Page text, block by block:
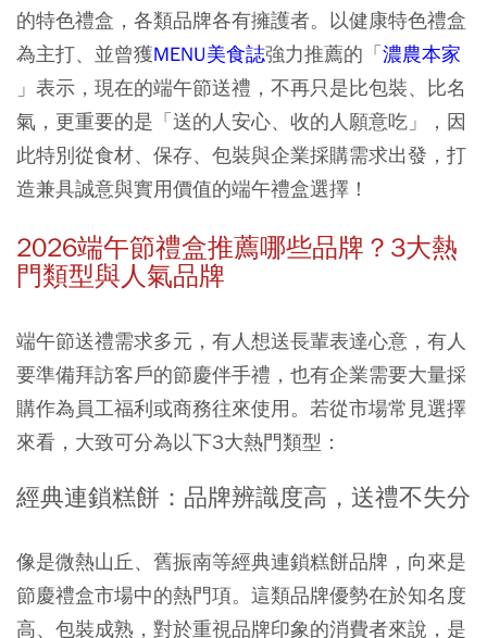
的特色禮盒，各類品牌各有擁護者。以健康特色禮盒
為主打、並曾獲MENU美食誌強力推薦的「濃農本家
」表示，現在的端午節送禮，不再只是比包裝、比名
氣，更重要的是「送的人安心、收的人願意吃」，因
此特別從食材、保存、包裝與企業採購需求出發，打
造兼具誠意與實用價值的端午禮盒選擇！
2026端午節禮盒推薦哪些品牌？3大熱
門類型與人氣品牌
端午節送禮需求多元，有人想送長輩表達心意，有人
要準備拜訪客戶的節慶伴手禮，也有企業需要大量採
購作為員工福利或商務往來使用。若從市場常見選擇
來看，大致可分為以下3大熱門類型：
經典連鎖糕餅：品牌辨識度高，送禮不失分
像是微熱山丘、舊振南等經典連鎖糕餅品牌，向來是
節慶禮盒市場中的熱門項。這類品牌優勢在於知名度
高、包裝成熟，對於重視品牌印象的消費者來說，是